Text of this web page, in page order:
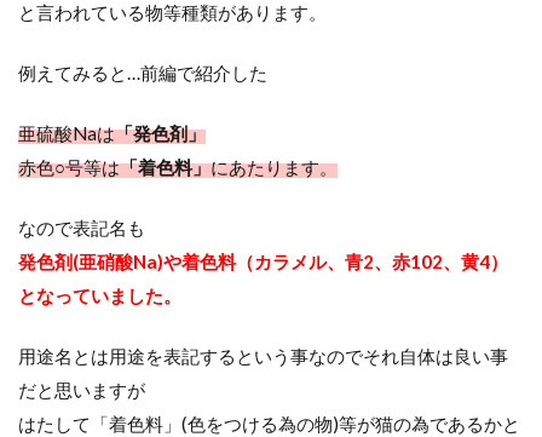
と言われている物等種類があります。
例えてみると…前編で紹介した
亜硫酸Naは「発色剤」
赤色○号等は「着色料」にあたります。
なので表記名も
発色剤(亜硝酸Na)や着色料（カラメル、青2、赤102、黄4）
となっていました。
用途名とは用途を表記するという事なのでそれ自体は良い事
だと思いますが
はたして「着色料」(色をつける為の物)等が猫の為であるかと